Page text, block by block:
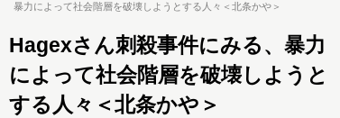
暴力によって社会階層を破壊しようとする人々＜北条かや＞
Hagexさん刺殺事件にみる、暴力
によって社会階層を破壊しようと
する人々＜北条かや＞